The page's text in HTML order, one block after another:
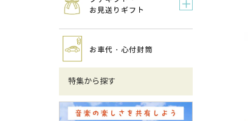
お見送りギフト
お車代・心付封筒
特集から探す